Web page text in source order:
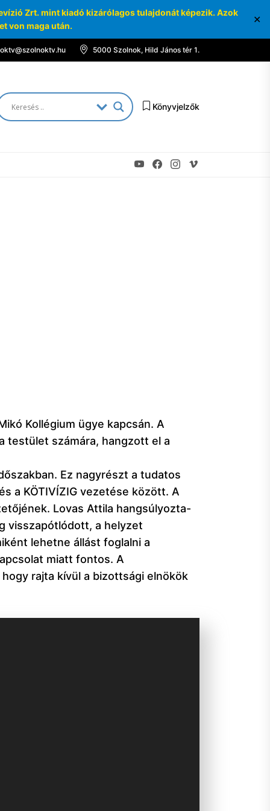
Zrt. mint kiadó kizárólagos tulajdonát képezik. Azok
von maga után.
✕
5000 Szolnok, Hild János tér 1.
Könyvjelzők
YoutubeFacebook
Instagram
Vimeo
Kollégium ügye kapcsán. A
testület számára, hangzott el a
Ez nagyrészt a tudatos
a KÖTIVÍZIG vezetése között. A
Lovas Attila hangsúlyozta-
visszapótlódott, a helyzet
lehetne állást foglalni a
miatt fontos. A
rajta kívül a bizottsági elnökök